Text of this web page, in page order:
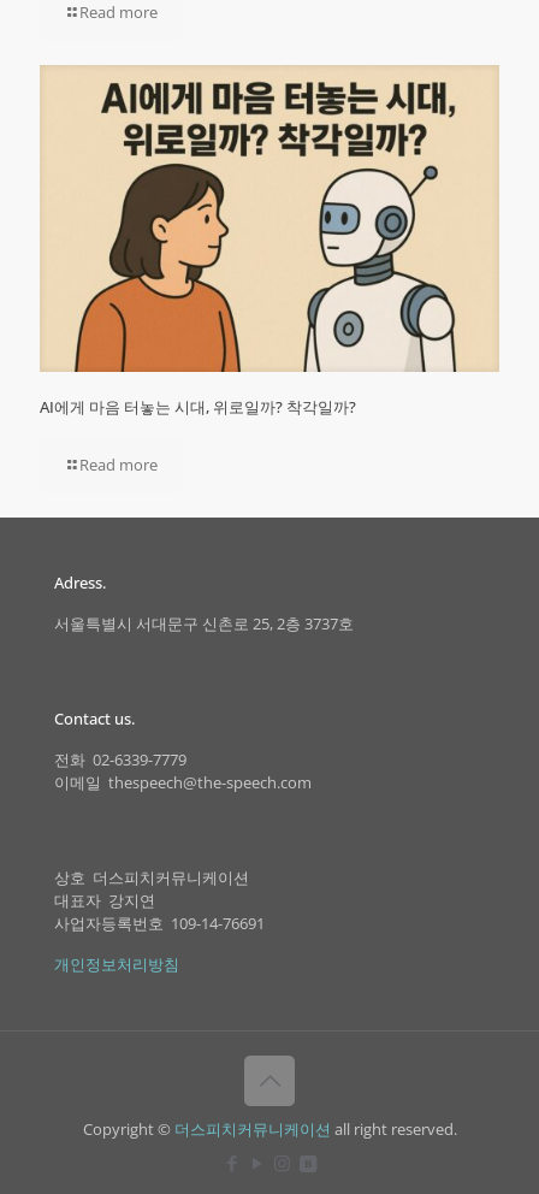
Read more
AI에게 마음 터놓는 시대, 위로일까? 착각일까?
Read more
Adress.
서울특별시 서대문구 신촌로 25, 2층 3737호
Contact us.
전화 02-6339-7779
이메일 thespeech@the-speech.com
상호 더스피치커뮤니케이션
대표자 강지연
사업자등록번호 109-14-76691
개인정보처리방침
Copyright © 더스피치커뮤니케이션 all right reserved.